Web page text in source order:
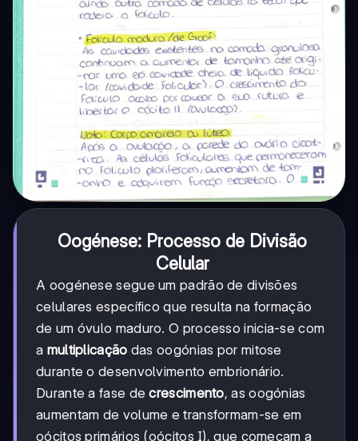
Oogénese: Processo de Divisão
Celular
A oogénese segue um padrão de divisões
celulares específico que resulta na formação
de um óvulo maduro. O processo inicia-se com
a multiplicação das oogónias por mitose
durante o desenvolvimento embrionário.
Durante a fase decrescimento, as oogónias
aumentam de volume e transformam-se em
oócitos primários (oócitos I), que começam a